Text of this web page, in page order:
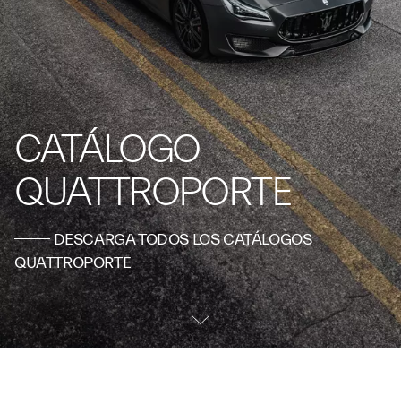
CATÁLOGO
QUATTROPORTE
DESCARGA TODOS LOS CATÁLOGOS
QUATTROPORTE